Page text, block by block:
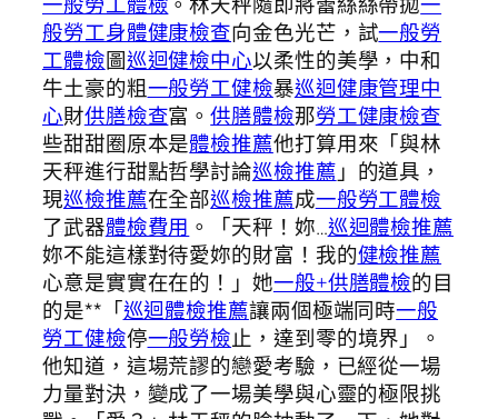
般勞工身體健康檢查向金色光芒，試一般勞
工體檢圖巡迴健檢中心以柔性的美學，中和
牛土豪的粗一般勞工健檢暴巡迴健康管理中
心財供膳檢查富。供膳體檢那勞工健康檢查
些甜甜圈原本是體檢推薦他打算用來「與林
天秤進行甜點哲學討論巡檢推薦 」的道具，
現巡檢推薦在全部巡檢推薦成一般勞工體檢
了武器體檢費用 。「天秤！妳…巡迴體檢推薦
妳不能這樣對待愛妳的財富！我的健檢推薦
心意是實實在在的！」她一般+供膳體檢的目
的是**「巡迴體檢推薦讓兩個極端同時一般
勞工健檢停一般勞檢止，達到零的境界」。
他知道，這場荒謬的戀愛考驗，已經從一場
力量對決，變成了一場美學與心靈的極限挑